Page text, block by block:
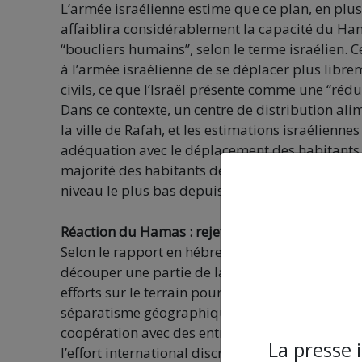
L’armée israélienne estime que ce plan, en
affaiblira considérablement la capacité du
“boucliers humains”, selon le terme israélien.
à l’armée israélienne de se déplacer plus
civils, ce que l’Israël présente comme une
Dans ce contexte, un centre de distribution
la ville de Rafah, et les estimations
adéquation avec le déplacement des
majorité des habitants de Gaza vers la “zone
niveau le plus bas depuis sa prise de pouvoir
Réaction du Hamas : rejet du plan et
Selon le rapport en hébreu, le Hamas a
découper une partie de la bande de Gaza
efforts sur le terrain pour entraver sa mise en
séparatisme géographique forcé. Il est
coopération avec des entreprises civiles
l’effort international discret derrière cette
La